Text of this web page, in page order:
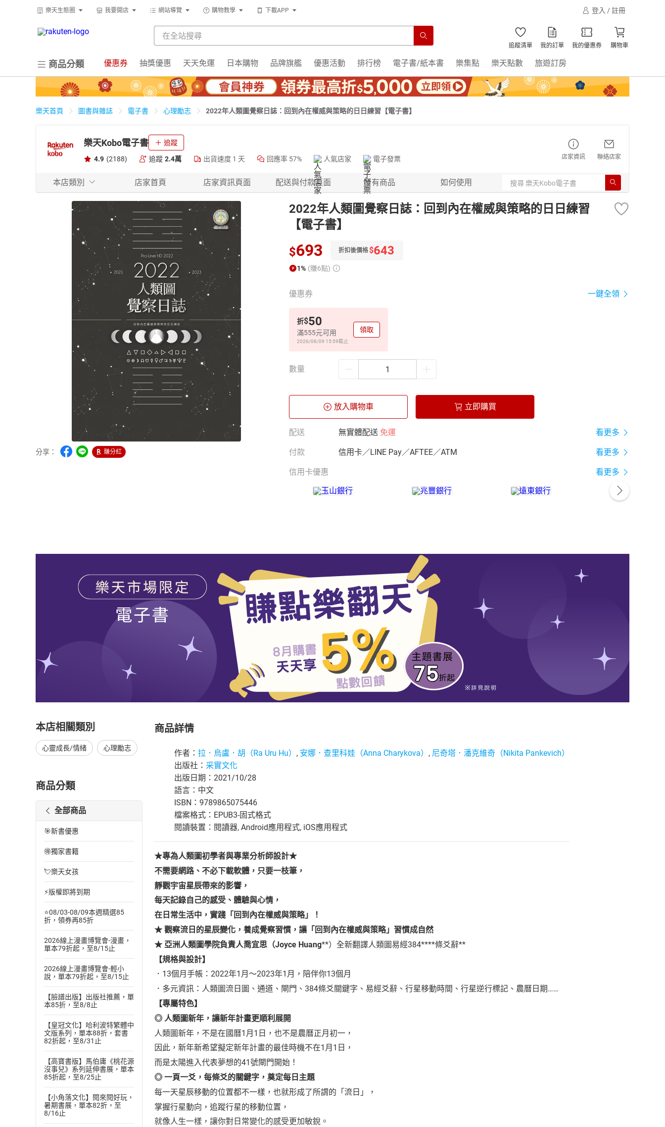
樂天生態圈 我要開店 網站導覽 購物教學 下載APP 登入 / 註冊
追蹤清單 我的訂單 我的優惠券 購物車
商品分類 優惠券 抽獎優惠 天天免運 日本購物 品牌旗艦 優惠活動 排行榜 電子書/紙本書 樂集點 樂天點數 旅遊訂房
樂天首頁 圖書與雜誌 電子書 心理勵志 2022年人類圖覺察日誌：回到內在權威與策略的日日練習【電子書】
樂天Kobo電子書 追蹤
4.9 (2188) 追蹤 2.4萬 出貨速度 1 天 回應率 57% 人氣店家 電子發票 店家資訊 聯絡店家
本店類別 店家首頁 店家資訊頁面 配送與付款頁面 所有商品 如何使用
分享： 賺分紅
2022年人類圖覺察日誌：回到內在權威與策略的日日練習
【電子書】
$693 折扣後價格$643
1% (賺6點)
優惠券 一鍵全領
折$50
滿555元可用
2026/08/09 15:59截止
領取
數量
放入購物車 立即購買
配送 無實體配送 免運 看更多
付款 信用卡／LINE Pay／AFTEE／ATM 看更多
信用卡優惠 看更多
本店相關類別
心靈成長/情緒 心理勵志
商品分類
全部商品
🎯新書優惠
🉐獨家書籍
💘樂天女孩
⚡版權即將到期
⭐08/03-08/09本週精選85
折，領券再85折
2026線上漫畫博覽會-漫畫，
單本79折起，至8/15止
2026線上漫畫博覽會-輕小
說，單本79折起，至8/15止
【臉譜出版】出版社推薦，單
本85折，至8/8止
【皇冠文化】哈利波特繁體中
文版系列，單本88折，套書
82折起，至8/31止
【高寶書版】馬伯庸《桃花源
沒事兒》系列延伸書展，單本
85折起，至8/25止
【小角落文化】閱來閱好玩，
暑期書展，單本82折，至
8/16止
商品詳情
作者： 拉．烏盧．胡（Ra Uru Hu） , 安娜．查里科娃（Anna Charykova） , 尼奇塔．潘克維奇（Nikita Pankevich）
出版社： 采實文化
出版日期：2021/10/28
語言：中文
ISBN：9789865075446
檔案格式：EPUB3-固式格式
閱讀裝置：閱讀器, Android應用程式, iOS應用程式
★專為人類圖初學者與專業分析師設計★
不需要網路、不必下載軟體，只要一枝筆，
靜觀宇宙星辰帶來的影響，
每天記錄自己的感受、體驗與心情，
在日常生活中，實踐「回到內在權威與策略」！
★ 觀察流日的星辰變化，養成覺察習慣，讓「回到內在權威與策略」習慣成自然
★ 亞洲人類圖學院負責人喬宜思（Joyce Huang**）全新翻譯人類圖易經384****條爻辭**
【規格與設計】
．13個月手帳：2022年1月～2023年1月，陪伴你13個月
．多元資訊：人類圖流日圖、通道、閘門、384條爻關鍵字、易經爻辭、行星移動時間、行星逆行標記、農曆日期……
【專屬特色】
◎ 人類圖新年，讓新年計畫更順利展開
人類圖新年，不是在國曆1月1日，也不是農曆正月初一，
因此，新年新希望擬定新年計畫的最佳時機不在1月1日，
而是太陽進入代表夢想的41號閘門開始！
◎ 一頁一爻，每條爻的關鍵字，奠定每日主題
每一天星辰移動的位置都不一樣，也就形成了所謂的「流日」，
掌握行星動向，追蹤行星的移動位置，
就像人生一樣，讓你對日常變化的感受更加敏銳。